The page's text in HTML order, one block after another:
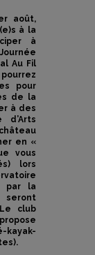
août,
à la
à
Au Fil
pour
de la
à des
d’Arts
en «
vous
lors
par la
club
kayak-